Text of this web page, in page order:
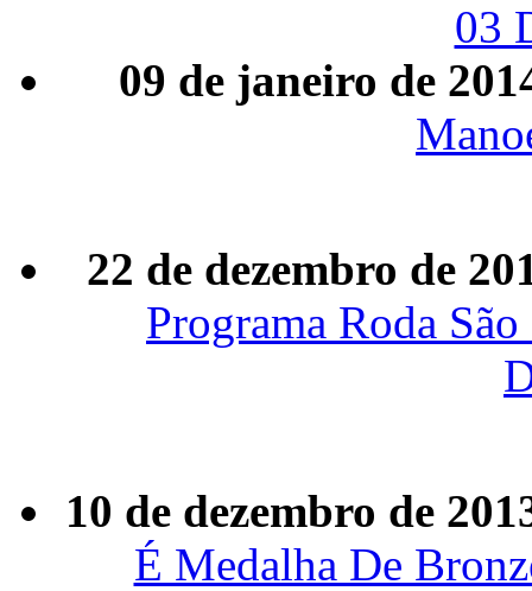
03
09 de janeiro de
22 de dezembro de
Programa Roda
10 de dezembro de
É Medalha De